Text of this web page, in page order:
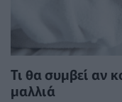
Τι θα συμβεί αν
μαλλιά